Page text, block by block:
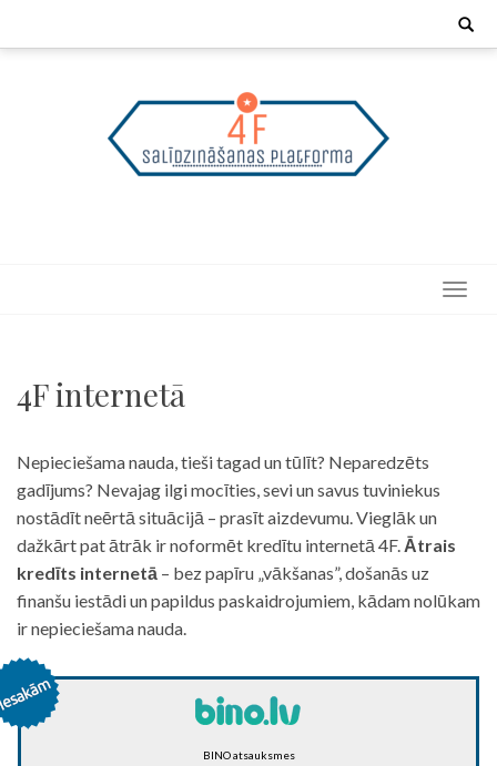
Search
4F internetā
Nepieciešama nauda, tieši tagad un tūlīt? Neparedzēts
gadījums? Nevajag ilgi mocīties, sevi un savus tuviniekus
nostādīt neērtā situācijā – prasīt aizdevumu. Vieglāk un
dažkārt pat ātrāk ir noformēt kredītu internetā 4F. Ātrais
kredīts internetā – bez papīru „vākšanas”, došanās uz
finanšu iestādi un papildus paskaidrojumiem, kādam nolūkam
ir nepieciešama nauda.
BINO atsauksmes